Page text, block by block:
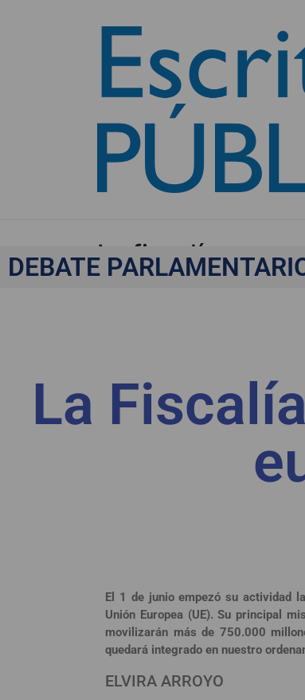
La fiscalía
DEBATE
La
El 1 de junio empezó su actividad
Unión Europea (UE). Su principal
movilizarán más de 750.000
quedará integrado en nuestro
ELVIRA ARROYO